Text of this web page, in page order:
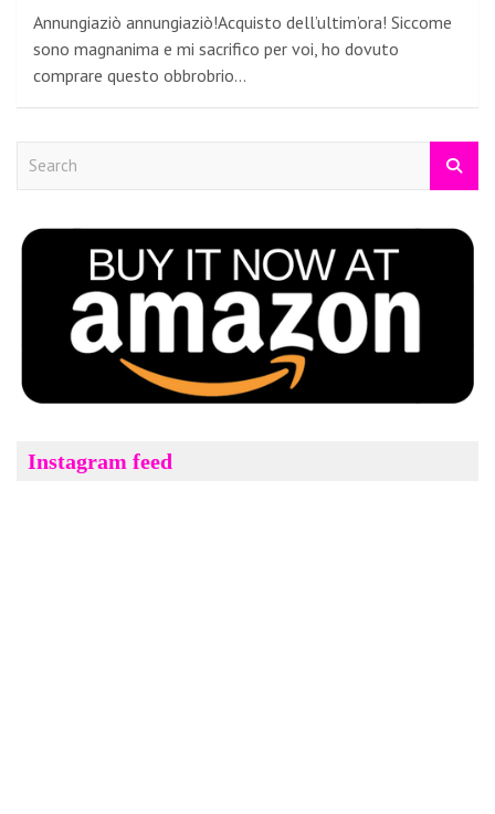
Annungiaziò annungiaziò!Acquisto dell’ultim’ora! Siccome
sono magnanima e mi sacrifico per voi, ho dovuto
comprare questo obbrobrio…
c
Instagram feed